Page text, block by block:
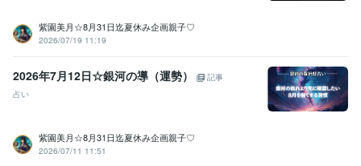
紫園美月☆8月31日迄夏休み企画親子♡
2026/07/19 11:19
2026年7月12日☆銀河の導（運勢）
記事
占い
紫園美月☆8月31日迄夏休み企画親子♡
2026/07/11 11:51